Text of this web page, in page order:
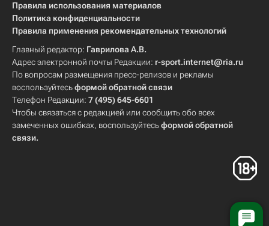
Правила использования материалов
Политика конфиденциальности
Правила применения рекомендательных технологий
Главный редактор: Гаврилова А.В.
Адрес электронной почты Редакции: r-sport.internet@ria.ru
По вопросам размещения пресс-релизов и рекламы
воспользуйтесьформой обратной связи
Телефон Редакции: 7 (495) 645-6601
Чтобы связаться с редакцией или сообщить обо всех
замеченных ошибках, воспользуйтесьформой обратной
связи.